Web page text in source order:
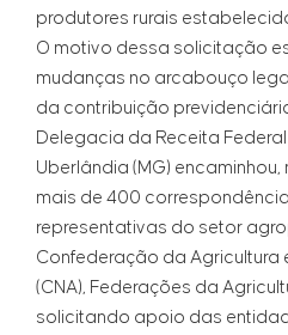
produtores rurais
O motivo dessa solicitação
mudanças no arcabouço
da contribuição
Delegacia da Receita Federal
Uberlândia (MG)
mais de 400
representativas do setor
Confederação da Agricultura
(CNA), Federações da
solicitando apoio das